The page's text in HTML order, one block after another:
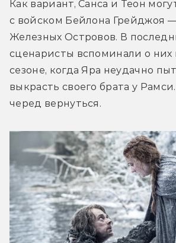
Как вариант, Санса и Теон
с войском Бейлона Грейджоя
Железных Островов. В
сценаристы вспоминали о них
сезоне, когда Яра неудачно
выкрасть своего брата у
черед вернуться.